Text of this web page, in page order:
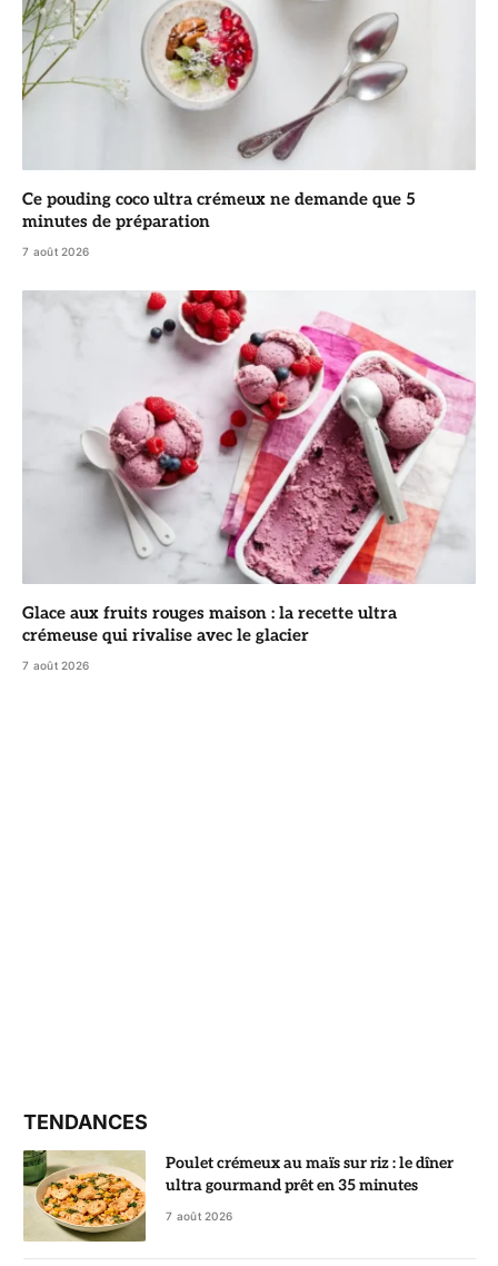
Ce pouding coco ultra crémeux ne demande que 5
minutes de préparation
7 août 2026
Glace aux fruits rouges maison : la recette ultra
crémeuse qui rivalise avec le glacier
7 août 2026
TENDANCES
Poulet crémeux au maïs sur riz : le dîner
ultra gourmand prêt en 35 minutes
7 août 2026